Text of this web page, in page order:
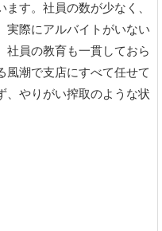
す。社員の数が少なく、
実際にアルバイトがいない
社員の教育も一貫しておら
風潮で支店にすべて任せて
、やりがい搾取のような状